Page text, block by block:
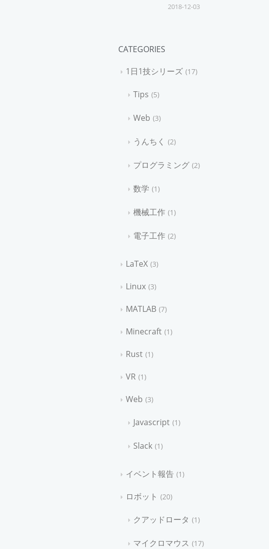
2018-12-03
CATEGORIES
1日1技シリーズ 17
Tips 5
Web 3
うんちく 2
プログラミング 2
数学 1
機械工作 1
電子工作 2
LaTeX 3
Linux 3
MATLAB 7
Minecraft 1
Rust 1
VR 1
Web 3
Javascript 1
Slack 1
イベント報告 1
ロボット 20
クアッドロータ 1
マイクロマウス 17